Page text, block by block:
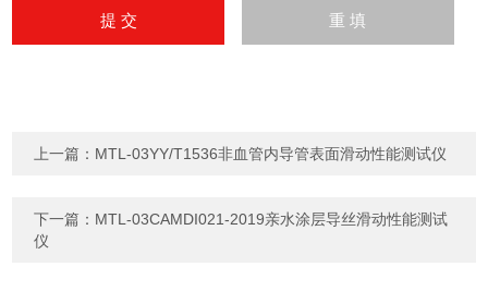
上一篇： MTL-03YY/T1536非血管内导管表面滑动性能测试仪
下一篇： MTL-03CAMDI021-2019亲水涂层导丝滑动性能测试
仪